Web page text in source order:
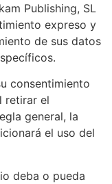
Publishing, SL
expreso y
de sus datos
consentimiento
retirar el
general, la
el uso del
deba o pueda